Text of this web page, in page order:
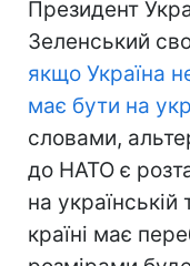
Президент
Зеленський
якщо Україна
має бути на
словами,
до НАТО є
на
країні має